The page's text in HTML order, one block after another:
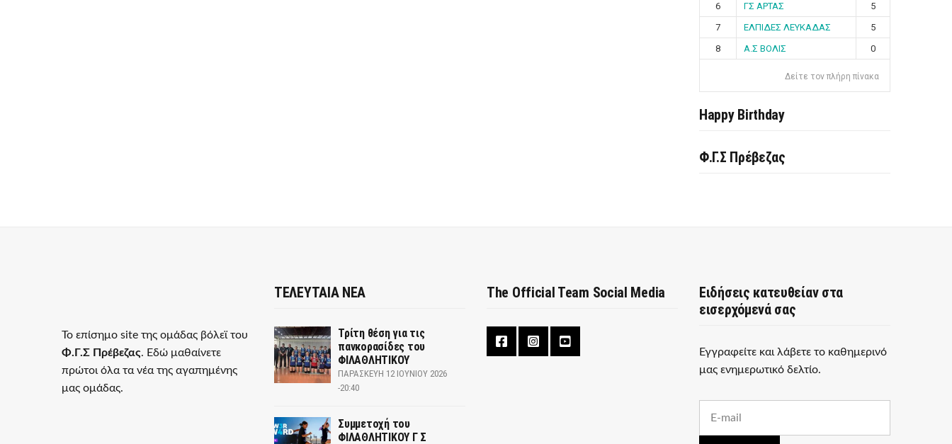
6
ΓΣ ΑΡΤΑΣ
5
7
ΕΛΠΙΔΕΣ ΛΕΥΚΑΔΑΣ
5
8
Α.Σ ΒΟΛΙΣ 0
Δείτε τον πλήρη πίνακα
Happy Birthday
Φ.Γ.Σ Πρέβεζας
Το επίσημο site της ομάδας βόλεϊ του
Φ.Γ.Σ Πρέβεζας. Εδώ μαθαίνετε
πρώτοι όλα τα νέα της αγαπημένης
μας ομάδας.
ΤΕΛΕΥΤΑΙΑ ΝΕΑ
Τρίτη θέση για τις
πανκορασίδες του
ΦΙΛΑΘΛΗΤΙΚΟΥ
ΠΑΡΑΣΚΕΥΉ 12 ΙΟΥΝΊΟΥ 2026
-20:40
Συμμετοχή του
ΦΙΛΑΘΛΗΤΙΚΟΥ Γ Σ
The Official Team Social Media
Ειδήσεις κατευθείαν στα
εισερχόμενά σας
Εγγραφείτε και λάβετε το καθημερινό
μας ενημερωτικό δελτίο.
a